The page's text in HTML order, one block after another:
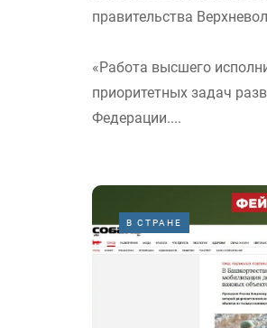
правительства
«Работа высшего
приоритетных задач
Федерации....
В СТРАНЕ